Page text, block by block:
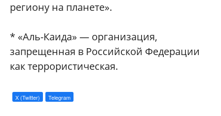
региону на планете».
* «Аль-Каида» — организация,
запрещенная в Российской Федерации
как террористическая.
X (Twitter) Telegram